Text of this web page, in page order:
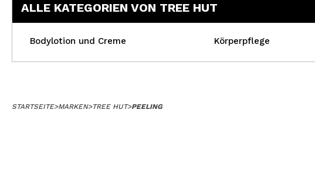
ALLE KATEGORIEN VON TREE HUT
Bodylotion und Creme Körperpflege
STARTSEITE>MARKEN>TREE HUT>PEELING